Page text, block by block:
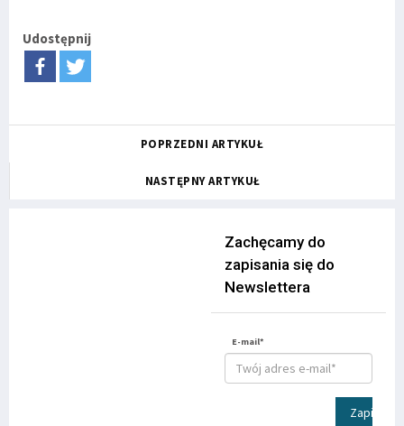
Udostępnij
POPRZEDNI ARTYKUŁ
NASTĘPNY ARTYKUŁ
Zachęcamy do
zapisania się do
Newslettera
E-mail*
Zapisz